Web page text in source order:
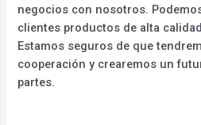
negocios con nosotros.
clientes productos de alta
Estamos seguros de que
cooperación y crearemos un
partes.